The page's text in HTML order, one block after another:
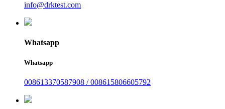
info@drktest.com
Whatsapp
Whatsapp
008613370587908 / 008615806605792